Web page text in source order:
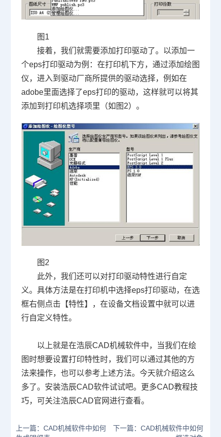
图 1
接着，我们就需要添加打印驱动了。以添加一
个eps打印驱动为例：在打印机下方，通过添加绘图
仪，进入到驱动厂商所提供的驱动选择，例如在
adobe里面选择了eps打印的驱动，这样就可以将其
添加到打印机选择项里（如图 2）。
图 2
此外，我们还可以对打印驱动特性进行自定
义。具体方法是在打印机中选择eps打印驱动，在选
框右侧点击【特性】，在设备文档设置中就可以进
行自定义特性。
以上就是在浩辰CAD机械软件中，当我们在绘
图时想要设置打印特性时，我们可以通过其他的方
法来操作，也可以参考上述方法。今天就介绍这么
多了。安装浩辰CAD软件试试吧。更多CAD教程技
巧，可关注浩辰CAD官网进行查看。
上一篇：CAD机械软件中如何
下一篇：CAD机械软件中如何